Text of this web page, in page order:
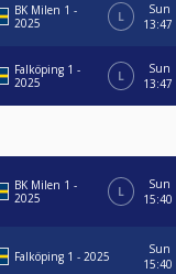
BK Milen 1 -
2025
L
Sun
13:47
Falköping 1 -
2025
L
Sun
13:47
BK Milen 1 -
2025
L
Sun
15:40
Falköping 1 - 2025
Sun
15:40